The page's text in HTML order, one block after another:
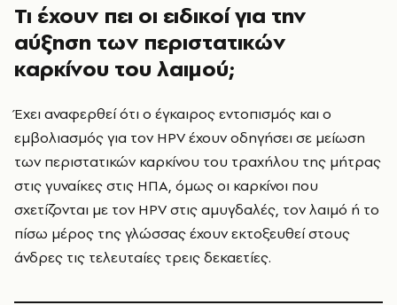
Τι έχουν πει οι ειδικοί για την
αύξηση των περιστατικών
καρκίνου του λαιμού;
Έχει αναφερθεί ότι ο έγκαιρος εντοπισμός και ο
εμβολιασμός για τον HPV έχουν οδηγήσει σε μείωση
των περιστατικών καρκίνου του τραχήλου της μήτρας
στις γυναίκες στις ΗΠΑ, όμως οι καρκίνοι που
σχετίζονται με τον HPV στις αμυγδαλές, τον λαιμό ή το
πίσω μέρος της γλώσσας έχουν εκτοξευθεί στους
άνδρες τις τελευταίες τρεις δεκαετίες.